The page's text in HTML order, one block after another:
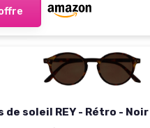
soleil REY - Rétro -